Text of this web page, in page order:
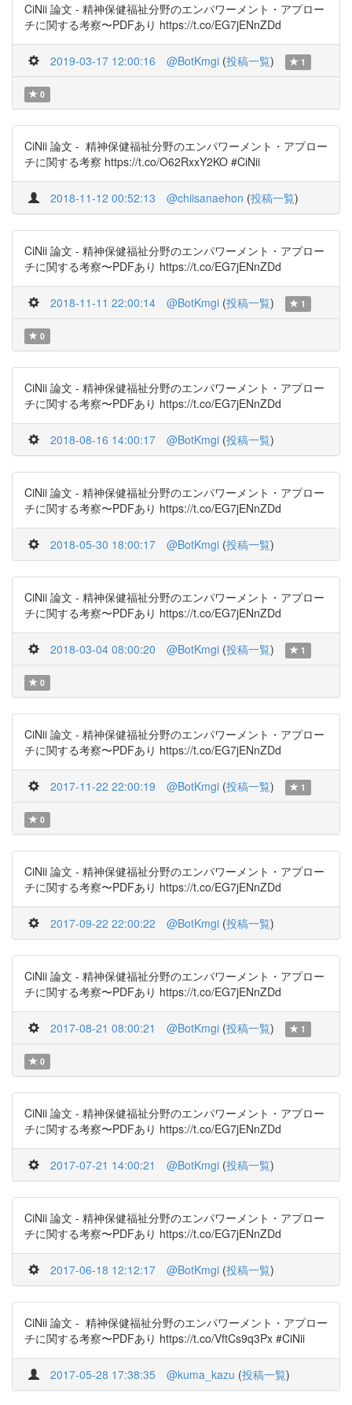
CiNii 論文 - 精神保健福祉分野のエンパワーメント・アプロー
チに関する考察〜PDFあり https://t.co/EG7jENnZDd
2019-03-17 12:00:16 @BotKmgi (投稿一覧) 1
0
CiNii 論文 - 精神保健福祉分野のエンパワーメント・アプロー
チに関する考察 https://t.co/O62RxxY2KO #CiNii
2018-11-12 00:52:13 @chiisanaehon (投稿一覧)
CiNii 論文 - 精神保健福祉分野のエンパワーメント・アプロー
チに関する考察〜PDFあり https://t.co/EG7jENnZDd
2018-11-11 22:00:14 @BotKmgi (投稿一覧) 1
0
CiNii 論文 - 精神保健福祉分野のエンパワーメント・アプロー
チに関する考察〜PDFあり https://t.co/EG7jENnZDd
2018-08-16 14:00:17 @BotKmgi (投稿一覧)
CiNii 論文 - 精神保健福祉分野のエンパワーメント・アプロー
チに関する考察〜PDFあり https://t.co/EG7jENnZDd
2018-05-30 18:00:17 @BotKmgi (投稿一覧)
CiNii 論文 - 精神保健福祉分野のエンパワーメント・アプロー
チに関する考察〜PDFあり https://t.co/EG7jENnZDd
2018-03-04 08:00:20 @BotKmgi (投稿一覧) 1
0
CiNii 論文 - 精神保健福祉分野のエンパワーメント・アプロー
チに関する考察〜PDFあり https://t.co/EG7jENnZDd
2017-11-22 22:00:19 @BotKmgi (投稿一覧) 1
0
CiNii 論文 - 精神保健福祉分野のエンパワーメント・アプロー
チに関する考察〜PDFあり https://t.co/EG7jENnZDd
2017-09-22 22:00:22 @BotKmgi (投稿一覧)
CiNii 論文 - 精神保健福祉分野のエンパワーメント・アプロー
チに関する考察〜PDFあり https://t.co/EG7jENnZDd
2017-08-21 08:00:21 @BotKmgi (投稿一覧) 1
0
CiNii 論文 - 精神保健福祉分野のエンパワーメント・アプロー
チに関する考察〜PDFあり https://t.co/EG7jENnZDd
2017-07-21 14:00:21 @BotKmgi (投稿一覧)
CiNii 論文 - 精神保健福祉分野のエンパワーメント・アプロー
チに関する考察〜PDFあり https://t.co/EG7jENnZDd
2017-06-18 12:12:17 @BotKmgi (投稿一覧)
CiNii 論文 - 精神保健福祉分野のエンパワーメント・アプロー
チに関する考察〜PDFあり https://t.co/VftCs9q3Px #CiNii
2017-05-28 17:38:35 @kuma_kazu (投稿一覧)